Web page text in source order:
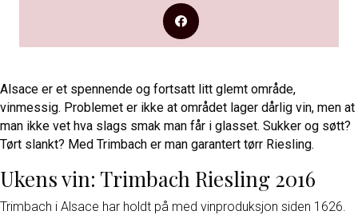
Alsace er et spennende og fortsatt litt glemt område,
vinmessig. Problemet er ikke at området lager dårlig vin, men at
man ikke vet hva slags smak man får i glasset. Sukker og søtt?
Tørt slankt? Med Trimbach er man garantert tørr Riesling.
Ukens vin: Trimbach Riesling 2016
Trimbach i Alsace har holdt på med vinproduksjon siden 1626.